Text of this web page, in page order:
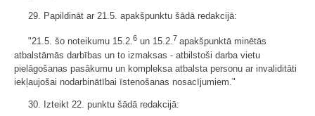
29. Papildināt ar 21.5. apakšpunktu šādā redakcijā:
"21.5. šo noteikumu 15.2.6 un 15.2.7 apakšpunktā minētās
atbalstāmās darbības un to izmaksas - atbilstoši darba vietu
pielāgošanas pasākumu un kompleksa atbalsta personu ar invaliditāti
iekļaujošai nodarbinātībai īstenošanas nosacījumiem."
30. Izteikt 22. punktu šādā redakcijā: